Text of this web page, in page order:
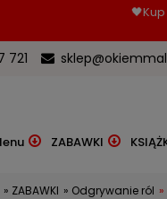
721
ZABAWKI
» ZABAWKI » Odgrywanie ról »